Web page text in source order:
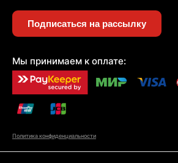
Подписаться на рассылку
Мы принимаем к оплате:
Политика конфиденциальности